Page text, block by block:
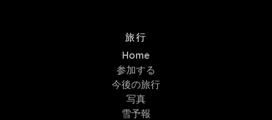
旅行
Home
参加する
今後の旅行
写真
雪予報